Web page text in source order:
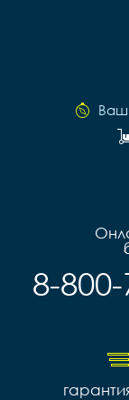
Ваш
8-